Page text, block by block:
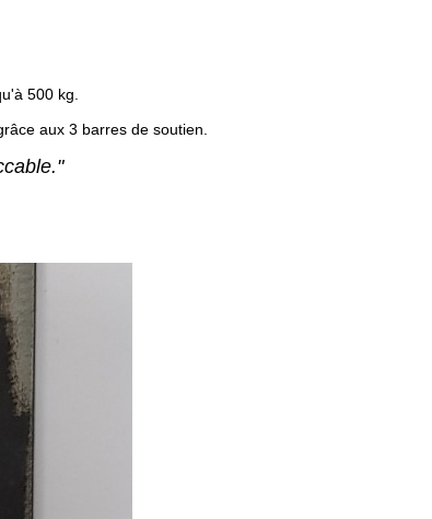
500 kg.
aux 3 barres de soutien.